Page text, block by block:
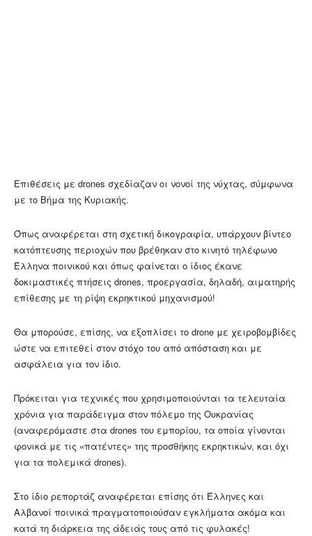
Επιθέσεις με drones σχεδίαζαν οι νονοί της νύχτας, σύμφωνα
με το Βήμα της Κυριακής.
Όπως αναφέρεται στη σχετική δικογραφία, υπάρχουν βίντεο
κατόπτευσης περιοχών που βρέθηκαν στο κινητό τηλέφωνο
Έλληνα ποινικού και όπως φαίνεται ο ίδιος έκανε
δοκιμαστικές πτήσεις drones, προεργασία, δηλαδή, αιματηρής
επίθεσης με τη ρίψη εκρηκτικού μηχανισμού!
Θα μπορούσε, επίσης, να εξοπλίσει το drone με χειροβομβίδες
ώστε να επιτεθεί στον στόχο του από απόσταση και με
ασφάλεια για τον ίδιο.
Πρόκειται για τεχνικές που χρησιμοποιούνται τα τελευταία
χρόνια για παράδειγμα στον πόλεμο της Ουκρανίας
(αναφερόμαστε στα drones του εμπορίου, τα οποία γίνονται
φονικά με τις «πατέντες» της προσθήκης εκρηκτικών, και όχι
για τα πολεμικά drones).
Στο ίδιο ρεπορτάζ αναφέρεται επίσης ότι Έλληνες και
Αλβανοί ποινικά πραγματοποιούσαν εγκλήματα ακόμα και
κατά τη διάρκεια της άδειάς τους από τις φυλακές!